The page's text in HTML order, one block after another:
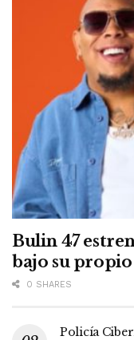
Bulin 47
bajo su propio
0 SHARES
Policía